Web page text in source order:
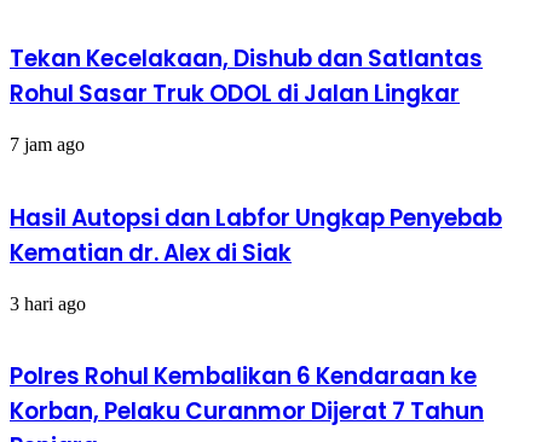
Tekan Kecelakaan, Dishub dan Satlantas
Rohul Sasar Truk ODOL di Jalan Lingkar
7 jam ago
Hasil Autopsi dan Labfor Ungkap Penyebab
Kematian dr. Alex di Siak
3 hari ago
Polres Rohul Kembalikan 6 Kendaraan ke
Korban, Pelaku Curanmor Dijerat 7 Tahun